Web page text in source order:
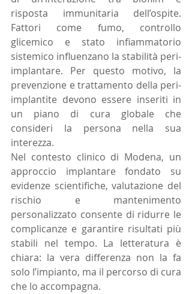
risposta immunitaria dell’ospite.
Fattori come fumo, controllo
glicemico e stato infiammatorio
sistemico influenzano la stabilità peri-
implantare. Per questo motivo, la
prevenzione e trattamento della peri-
implantite devono essere inseriti in
un piano di cura globale che
consideri la persona nella sua
interezza.
Nel contesto clinico di Modena, un
approccio implantare fondato su
evidenze scientifiche, valutazione del
rischio e mantenimento
personalizzato consente di ridurre le
complicanze e garantire risultati più
stabili nel tempo. La letteratura è
chiara: la vera differenza non la fa
solo l’impianto, ma il percorso di cura
che lo accompagna.